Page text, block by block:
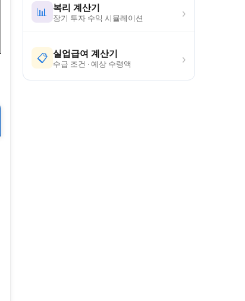
📊 복리 계산기
장기 투자 수익 시뮬레이션 ›
📋 실업급여 계산기
수급 조건 · 예상 수령액 ›